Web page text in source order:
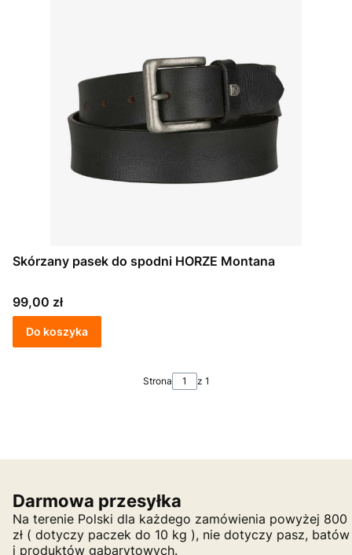
Skórzany pasek do spodni HORZE Montana
Cena
99,00 zł
Do koszyka
Strona z 1
Darmowa przesyłka
Na terenie Polski dla każdego zamówienia powyżej 800
zł ( dotyczy paczek do 10 kg ), nie dotyczy pasz, batów
i produktów gabarytowych.